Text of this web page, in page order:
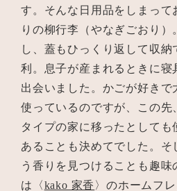
す。そんな日用品をしまって
りの柳行李（やなぎごおり
し、蓋もひっくり返して収納
利。息子が産まれるときに寝
出会いました。かごが好きで
使っているのですが、この先
タイプの家に移ったとして
あることも決めてでした。そ
う香りを見つけることも趣味
は〈kako 家香 〉のホームフ